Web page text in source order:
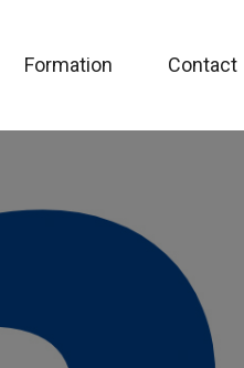
Formation Contact